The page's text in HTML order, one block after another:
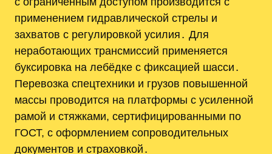
применением гидравлической стрелы и
захватов с регулировкой усилия․ Для
неработающих трансмиссий применяется
буксировка на лебёдке с фиксацией шасси․
Перевозка спецтехники и грузов повышенной
массы проводится на платформы с усиленной
рамой и стяжками, сертифицированными по
ГОСТ, с оформлением сопроводительных
документов и страховкой․